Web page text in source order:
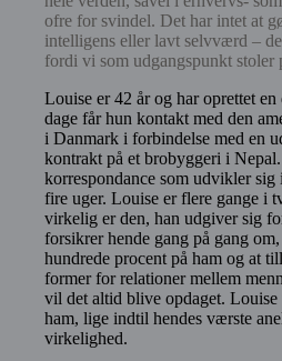
ofre for svindel. Det har intet at
intelligens eller lavt selvværd –
fordi vi som udgangspunkt stoler
Louise er 42 år og har oprettet
dage får hun kontakt med den
i Danmark i forbindelse med en
kontrakt på et brobyggeri i
korrespondance som udvikler sig
fire uger. Louise er flere gange i
virkelig er den, han udgiver sig
forsikrer hende gang på gang
hundrede procent på ham og at
former for relationer mellem
vil det altid blive opdaget.
ham, lige indtil hendes værste
virkelighed.